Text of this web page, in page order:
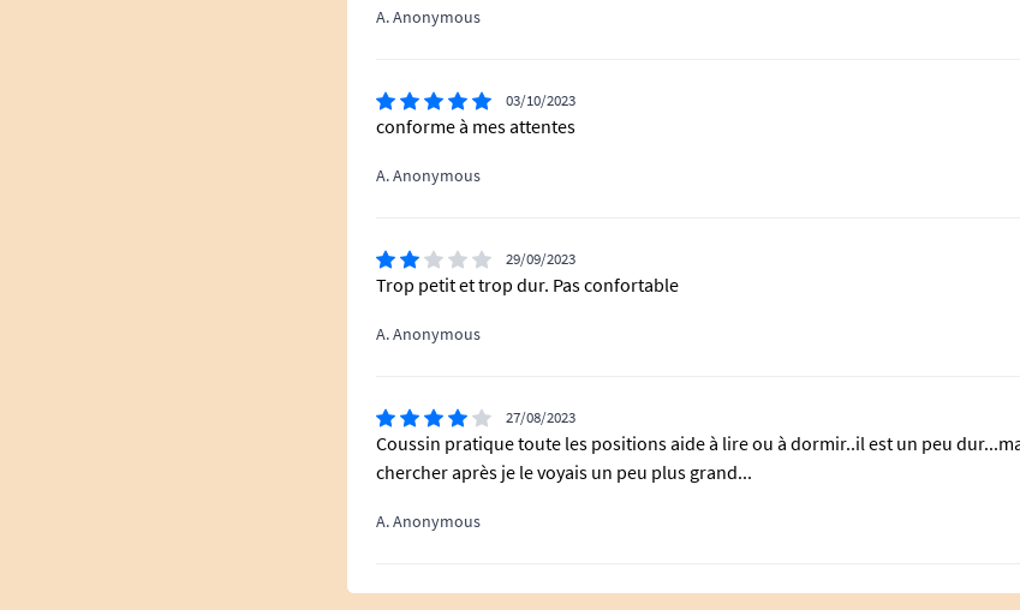
A. Anonymous
03/10/2023
conforme à mes attentes
A. Anonymous
29/09/2023
Trop petit et trop dur. Pas confortable
A. Anonymous
27/08/2023
Coussin pratique toute les positions aide à lire ou à dormir..il est un peu
chercher après je le voyais un peu plus grand...
A. Anonymous